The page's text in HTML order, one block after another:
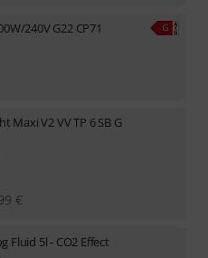
240V G22 CP71
Maxi V2 VV TP 6 SB G
€
Fluid 5l - CO2 Effect